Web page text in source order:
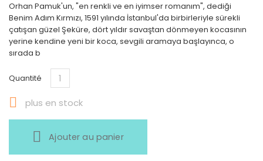
Orhan Pamuk'un, "en renkli ve en iyimser romanım", dediği
Benim Adım Kırmızı, 1591 yılında İstanbul'da birbirleriyle sürekli
çatışan güzel Şeküre, dört yıldır savaştan dönmeyen kocasının
yerine kendine yeni bir koca, sevgili aramaya başlayınca, o
sırada b
Quantité
 plus en stock
Ajouter au panier